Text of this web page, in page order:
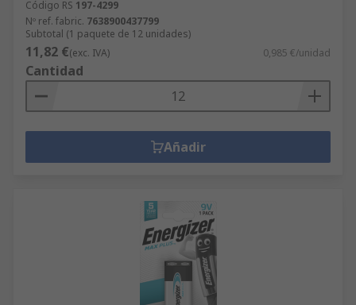
Código RS 197-4299
Nº ref. fabric. 7638900437799
Subtotal (1 paquete de 12 unidades)
11,82 €(exc. IVA) 0,985 €/unidad
Cantidad
Añadir